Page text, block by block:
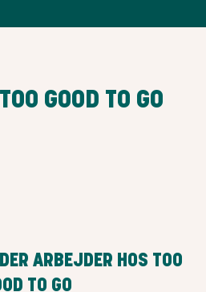
GOOD TO GO
ARBEJDER HOS TOO
TO GO